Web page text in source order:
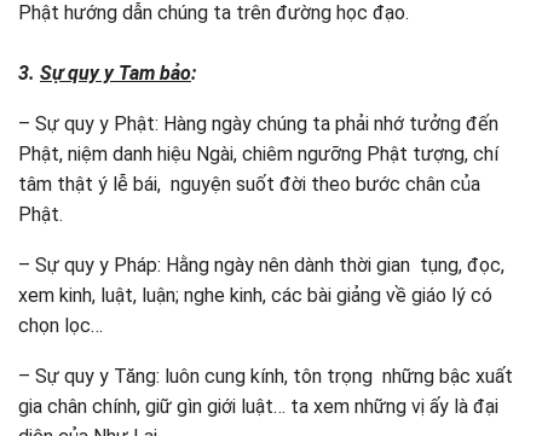
Phật hướng dẫn chúng ta trên đường học đạo.
3. Sự quy y Tam bảo:
– Sự quy y Phật: Hàng ngày chúng ta phải nhớ tưởng đến
Phật, niệm danh hiệu Ngài, chiêm ngưỡng Phật tượng, chí
tâm thật ý lễ bái, nguyện suốt đời theo bước chân của
Phật.
– Sự quy y Pháp: Hằng ngày nên dành thời gian tụng, đọc,
xem kinh, luật, luận; nghe kinh, các bài giảng về giáo lý có
chọn lọc…
– Sự quy y Tăng: luôn cung kính, tôn trọng những bậc xuất
gia chân chính, giữ gìn giới luật… ta xem những vị ấy là đại